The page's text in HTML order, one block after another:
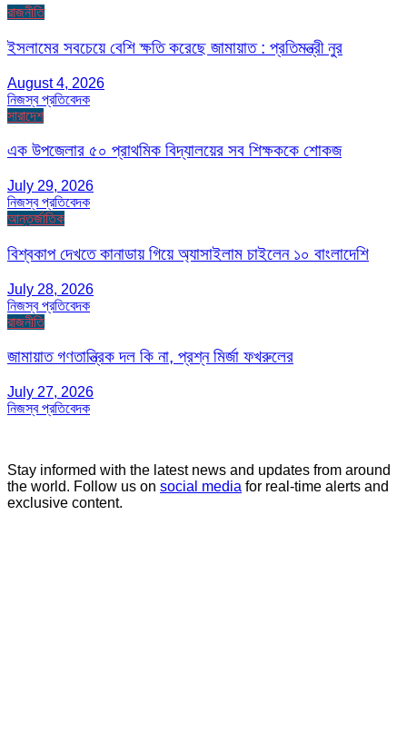
রাজনীতি
ইসলামের সবচেয়ে বেশি ক্ষতি করেছে জামায়াত : প্রতিমন্ত্রী নুর
August 4, 2026
নিজস্ব প্রতিবেদক
সারাদেশ
এক উপজেলার ৫০ প্রাথমিক বিদ্যালয়ের সব শিক্ষককে শোকজ
July 29, 2026
নিজস্ব প্রতিবেদক
আন্তর্জাতিক
বিশ্বকাপ দেখতে কানাডায় গিয়ে অ্যাসাইলাম চাইলেন ১০ বাংলাদেশি
July 28, 2026
নিজস্ব প্রতিবেদক
রাজনীতি
জামায়াত গণতান্ত্রিক দল কি না, প্রশ্ন মির্জা ফখরুলের
July 27, 2026
নিজস্ব প্রতিবেদক
Stay informed with the latest news and updates from around
the world. Follow us on social media for real-time alerts and
exclusive content.